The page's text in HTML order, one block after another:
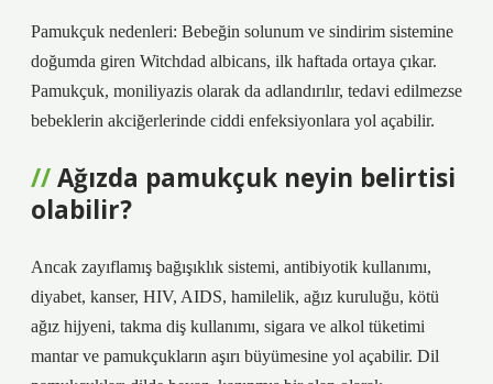
Pamukçuk nedenleri: Bebeğin solunum ve sindirim sistemine
doğumda giren Witchdad albicans, ilk haftada ortaya çıkar.
Pamukçuk, moniliyazis olarak da adlandırılır, tedavi edilmezse
bebeklerin akciğerlerinde ciddi enfeksiyonlara yol açabilir.
Ağızda pamukçuk neyin belirtisi
olabilir?
Ancak zayıflamış bağışıklık sistemi, antibiyotik kullanımı,
diyabet, kanser, HIV, AIDS, hamilelik, ağız kuruluğu, kötü
ağız hijyeni, takma diş kullanımı, sigara ve alkol tüketimi
mantar ve pamukçukların aşırı büyümesine yol açabilir. Dil